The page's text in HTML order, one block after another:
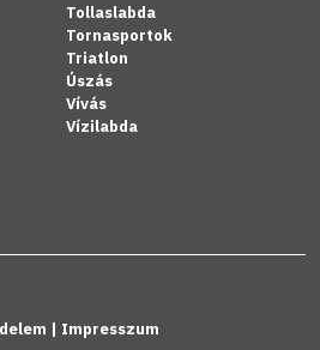
Tollaslabda
Tornasportok
Triatlon
Úszás
Vívás
Vízilabda
| Impresszum